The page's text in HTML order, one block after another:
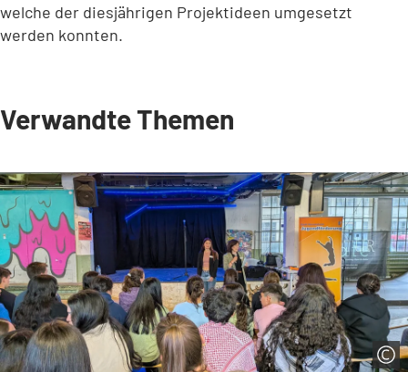
welche der diesjährigen Projektideen umgesetzt
werden konnten.
Verwandte Themen